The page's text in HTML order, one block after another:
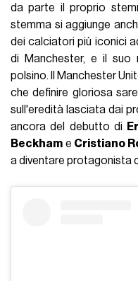
da parte il proprio
stemma si aggiunge
dei calciatori più iconici
di Manchester, e il suo
polsino. Il Manchester
che definire gloriosa
sull'eredità lasciata dai
ancora del debutto di
Beckham e Cristiano
a diventare protagonista